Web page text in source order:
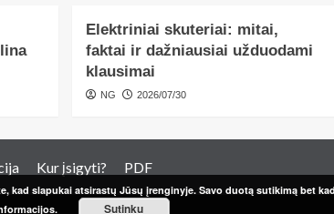
Elektriniai skuteriai: mitai,
faktai ir dažniausiai užduodami
klausimai
NG 2026/07/30
Kur įsigyti? PDF
kad slapukai atsirastų Jūsų įrenginyje. Savo duotą sutikimą bet
Sutinku